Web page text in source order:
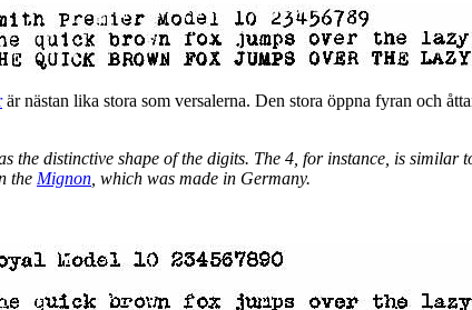
är nästan lika stora som versalerna. Den stora öppna fyran och
the distinctive shape of the digits. The 4, for instance, is
the Mignon , which was made in Germany.